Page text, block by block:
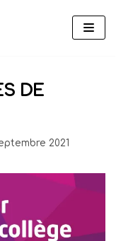
DE
2021